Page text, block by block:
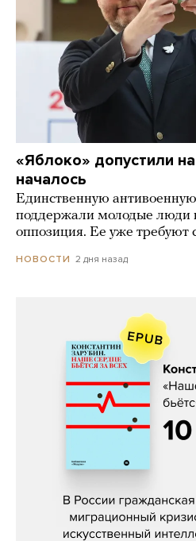
«Яблоко» допустили
началось
Единственную
поддержали молодые люди
оппозиция. Ее уже требуют
НОВОСТИ 2 дня назад
Константин